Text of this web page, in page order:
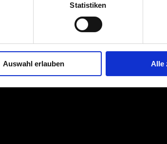
Statistiken
Auswahl erlauben Alle